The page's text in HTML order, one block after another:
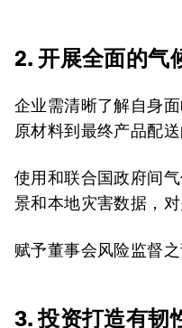
2. 开展全面的气
企业需清晰了解自身
原材料到最终产品配
使用和联合国政府间
景和本地灾害数据，
赋予董事会风险监督
3. 投资打造有韧